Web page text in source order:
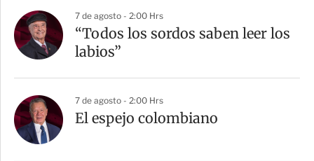
7 de agosto - 2:00 Hrs
“Todos los sordos saben leer los
labios”
7 de agosto - 2:00 Hrs
El espejo colombiano